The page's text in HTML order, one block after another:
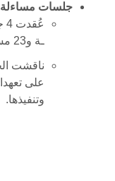
جلسات مساءلة
عُقدت 4
ـة و23
ناقشت
على
وتنفيذها.